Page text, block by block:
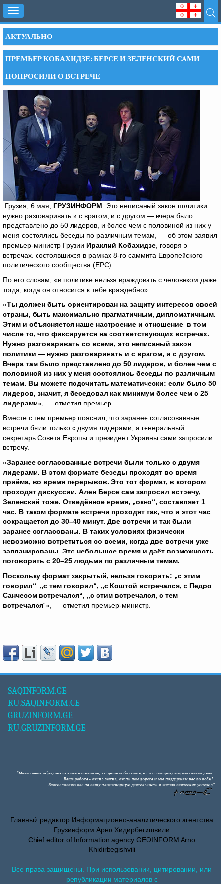
Toggle
navigation
АКТУАЛЬНО
ПРЕМЬЕР КОБАХИДЗЕ: БЕРСЕ И ЗЕЛЕНСКИЙ САМИ
ПОПРОСИЛИ О ВСТРЕЧЕ
Грузия, 6 мая, ГРУЗИНФОРМ . Это неписаный закон политики:
нужно разговаривать и с врагом, и с другом — вчера было
представлено до 50 лидеров, и более чем с половиной из них у
меня состоялись беседы по различным темам, — об этом заявил
премьер-министр Грузии Ираклий Кобахидзе , говоря о
встречах, состоявшихся в рамках 8-го саммита Европейского
политического сообщества (EPC).
По его словам, «в политике нельзя враждовать с человеком даже
тогда, когда он относится к тебе враждебно».
«Ты должен быть ориентирован на защиту интересов своей
страны, быть максимально прагматичным, дипломатичным.
Этим и объясняется наше настроение и отношение, в том
числе то, что фиксируется на соответствующих встречах.
Нужно разговаривать со всеми, это неписаный закон
политики — нужно разговаривать и с врагом, и с другом.
Вчера там было представлено до 50 лидеров, и более чем с
половиной из них у меня состоялись беседы по различным
темам. Вы можете подсчитать математически: если было 50
лидеров, значит, я беседовал как минимум более чем с 25
лидерами», — отметил премьер.
Вместе с тем премьер пояснил, что заранее согласованные
встречи были только с двумя лидерами, а генеральный
секретарь Совета Европы и президент Украины сами запросили
встречу.
«Заранее согласованные встречи были только с двумя
лидерами. В этом формате беседы проходят во время
приёма, во время перерывов. Это тот формат, в котором
проходят дискуссии. Ален Берсе сам запросил встречу,
Зеленский тоже. Отведённое время, „окно“, составляет 1
час. В таком формате встречи проходят так, что и этот час
сокращается до 30–40 минут. Две встречи и так были
заранее согласованы. В таких условиях физически
невозможно встретиться со всеми, когда две встречи уже
запланированы. Это небольшое время и даёт возможность
поговорить с 20–25 людьми по различным темам.
Поскольку формат закрытый, нельзя говорить: „с этим
говорил“, „с тем говорил“, „с Коштой встречался, с Педро
Санчесом встречался“, „с этим встречался, с тем
встречался“», — отметил премьер-министр.
SAQINFORM.GE
RU.SAQINFORM.GE
GRUZINFORM.GE
RU.GRUZINFORM.GE
Главный редактор Информационно-аналитического агентства
Грузинформ Арно Хидирбегишвили
Chief editor of Information agency GEOINFORM Arno
Khidirbegishvili
Все права защищены. При использовании, цитировании, или
републикации материалов с